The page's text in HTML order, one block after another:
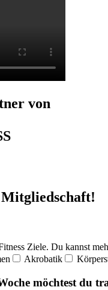
von
Ziele. Du kannst
Akrobatik
möchtest du